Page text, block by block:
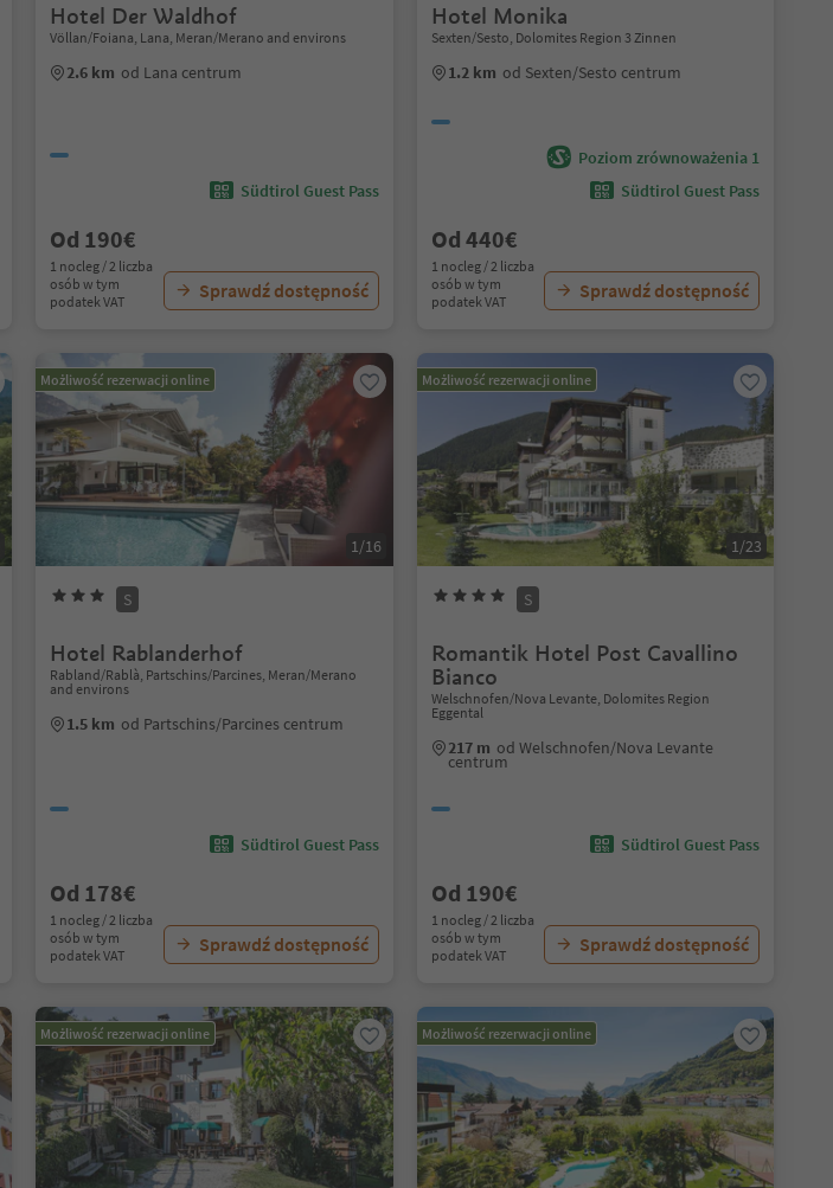
Hotel Der Waldhof
Völlan/Foiana, Lana, Meran/Merano and environs
2.6 km od Lana centrum
Südtirol Guest Pass
Od 190€
1 nocleg / 2 liczba
osób w tym
podatek VAT
Sprawdź dostępność
Hotel Monika
Sexten/Sesto, Dolomites Region 3 Zinnen
1.2 km od Sexten/Sesto centrum
Poziom zrównoważenia 1
Südtirol Guest Pass
Od 440€
1 nocleg / 2 liczba
osób w tym
podatek VAT
Sprawdź dostępność
Możliwość rezerwacji online
1/16
S
Hotel Rablanderhof
Rabland/Rablà, Partschins/Parcines, Meran/Merano
and environs
1.5 km od Partschins/Parcines centrum
Südtirol Guest Pass
Od 178€
1 nocleg / 2 liczba
osób w tym
podatek VAT
Sprawdź dostępność
Możliwość rezerwacji online
1/23
S
Romantik Hotel Post Cavallino
Bianco
Welschnofen/Nova Levante, Dolomites Region
Eggental
217 m od Welschnofen/Nova Levante
centrum
Südtirol Guest Pass
Od 190€
1 nocleg / 2 liczba
osób w tym
podatek VAT
Sprawdź dostępność
Możliwość rezerwacji online Możliwość rezerwacji online